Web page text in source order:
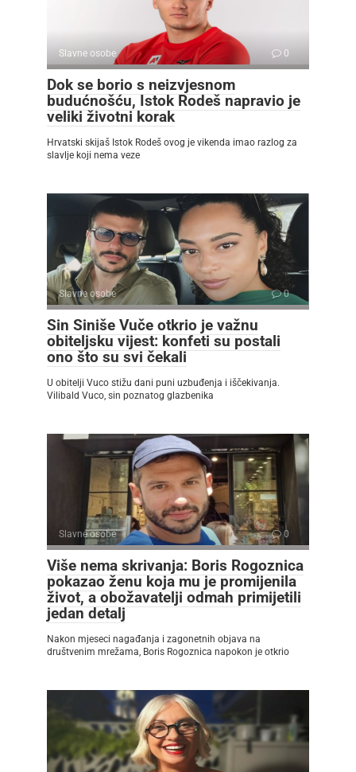
Slavne osobe 0
Dok se borio s neizvjesnom
budućnošću, Istok Rodeš napravio je
veliki životni korak
Hrvatski skijaš Istok Rodeš ovog je vikenda imao razlog za
slavlje koji nema veze
Slavne osobe 0
Sin Siniše Vuče otkrio je važnu
obiteljsku vijest: konfeti su postali
ono što su svi čekali
U obitelji Vuco stižu dani puni uzbuđenja i iščekivanja.
Vilibald Vuco, sin poznatog glazbenika
Slavne osobe 0
Više nema skrivanja: Boris Rogoznica
pokazao ženu koja mu je promijenila
život, a obožavatelji odmah primijetili
jedan detalj
Nakon mjeseci nagađanja i zagonetnih objava na
društvenim mrežama, Boris Rogoznica napokon je otkrio